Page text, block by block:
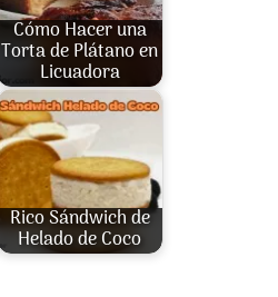
Cómo Hacer una
Torta de Plátano en
Licuadora
Rico Sándwich de
Helado de Coco